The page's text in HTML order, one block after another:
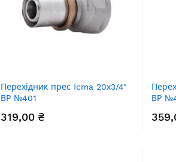
Перехідник прес Icma 20х3/4"
ВР №401
319,00 ₴
ВР